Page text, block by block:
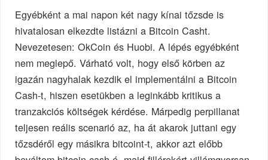
Egyébként a mai napon két nagy kínai tőzsde is
hivatalosan elkezdte listázni a Bitcoin Casht.
Nevezetesen: OkCoin és Huobi. A lépés egyébként
nem meglepő. Várható volt, hogy első körben az
igazán nagyhalak kezdik el implementálni a Bitcoin
Cash-t, hiszen esetükben a leginkább kritikus a
tranzakciós költségek kérdése. Márpedig perpillanat
teljesen reális scenarió az, ha át akarok juttani egy
tőzsdéről egy másikra bitcoint-t, akkor azt előbb